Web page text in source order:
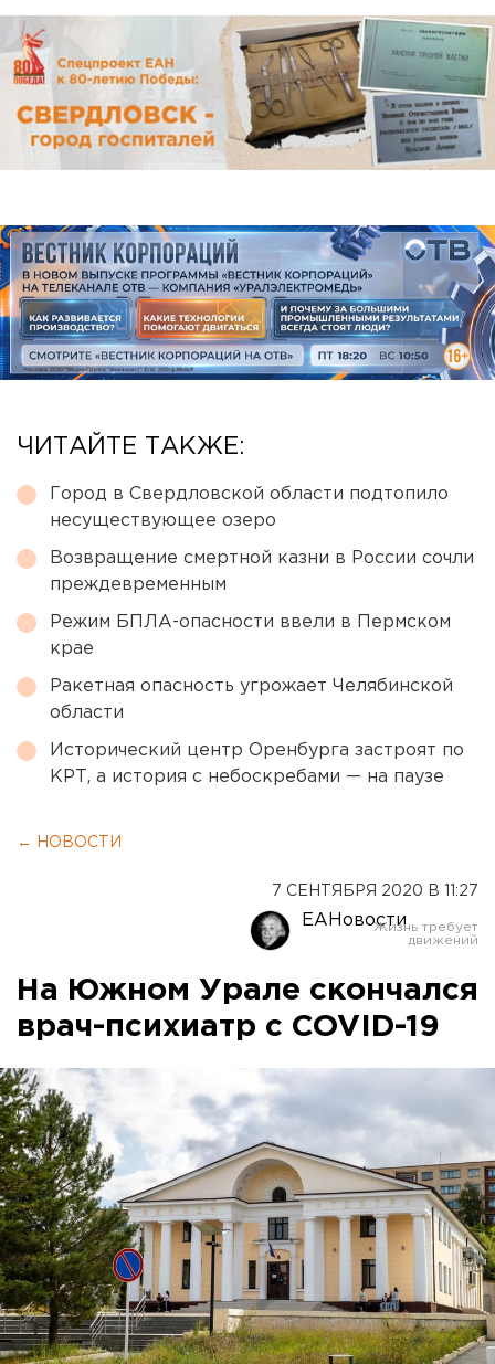
ЧИТАЙТЕ ТАКЖЕ:
Город в Свердловской области подтопило
несуществующее озеро
Возвращение смертной казни в России сочли
преждевременным
Режим БПЛА-опасности ввели в Пермском
крае
Ракетная опасность угрожает Челябинской
области
Исторический центр Оренбурга застроят по
КРТ, а история с небоскребами — на паузе
← НОВОСТИ
7 СЕНТЯБРЯ 2020 В 11:27
ЕАНовости
На Южном Урале скончался
врач-психиатр с COVID-19